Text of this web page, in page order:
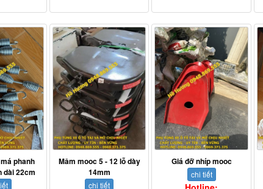
phanh
dài 22cm
Mâm mooc 5 - 12 lỗ dày
14mm
chi tiết
Giá đỡ nhíp mooc
chi tiết